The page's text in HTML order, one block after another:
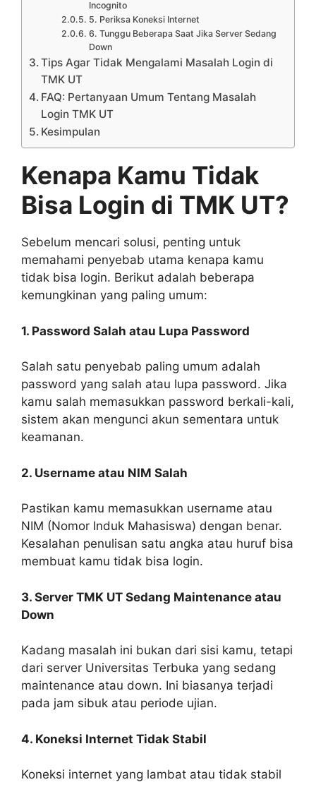
Incognito
5. Periksa Koneksi Internet
6. Tunggu Beberapa Saat Jika Server Sedang
Down
Tips Agar Tidak Mengalami Masalah Login di
TMK UT
FAQ: Pertanyaan Umum Tentang Masalah
Login TMK UT
Kesimpulan
Kenapa Kamu Tidak
Bisa Login di TMK UT?
Sebelum mencari solusi, penting untuk
memahami penyebab utama kenapa kamu
tidak bisa login. Berikut adalah beberapa
kemungkinan yang paling umum:
1. Password Salah atau Lupa Password
Salah satu penyebab paling umum adalah
password yang salah atau lupa password. Jika
kamu salah memasukkan password berkali-kali,
sistem akan mengunci akun sementara untuk
keamanan.
2. Username atau NIM Salah
Pastikan kamu memasukkan username atau
NIM (Nomor Induk Mahasiswa) dengan benar.
Kesalahan penulisan satu angka atau huruf bisa
membuat kamu tidak bisa login.
3. Server TMK UT Sedang Maintenance atau
Down
Kadang masalah ini bukan dari sisi kamu, tetapi
dari server Universitas Terbuka yang sedang
maintenance atau down. Ini biasanya terjadi
pada jam sibuk atau periode ujian.
4. Koneksi Internet Tidak Stabil
Koneksi internet yang lambat atau tidak stabil